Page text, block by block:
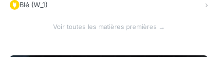
Blé (W_1)
Voir toutes les matières premières →